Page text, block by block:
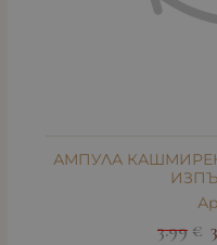
АМПУЛА
3.99 €